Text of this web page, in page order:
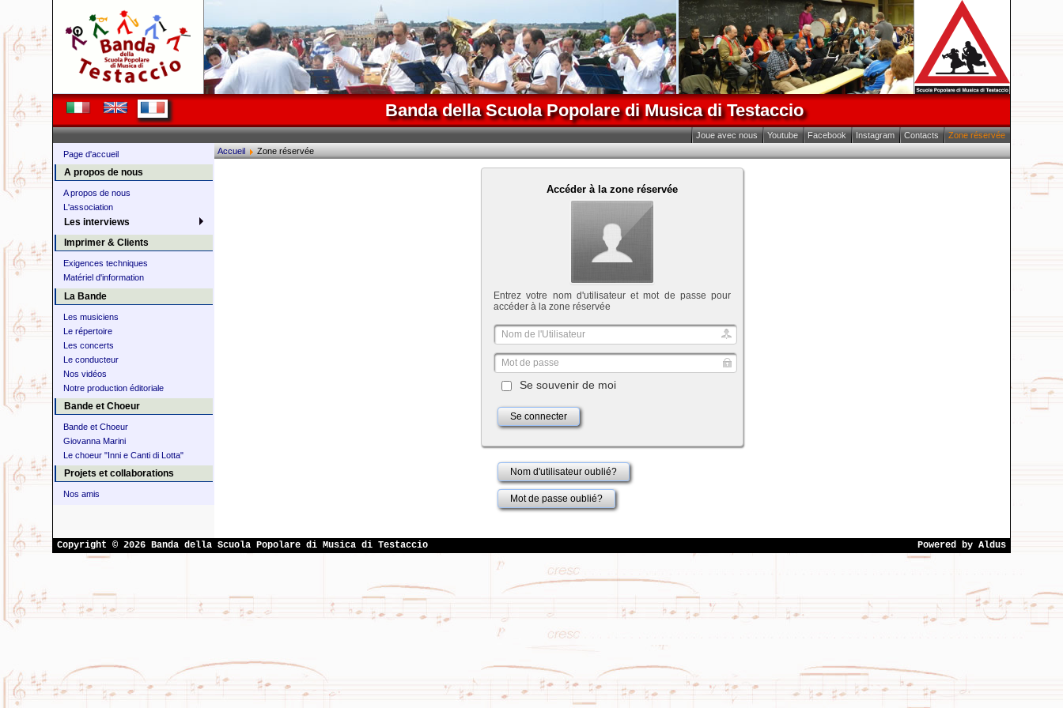
Banda della Scuola Popolare di Musica di Testaccio
Joue avec nous Youtube Facebook Instagram Contacts
Zone réservée
Page d'accueil
A propos de nous
A propos de nous
L'association
Les interviews
Imprimer & Clients
Exigences techniques
Matériel d'information
La Bande
Les musiciens
Le répertoire
Les concerts
Le conducteur
Nos vidéos
Notre production éditoriale
Bande et Choeur
Bande et Choeur
Giovanna Marini
Le choeur "Inni e Canti di Lotta"
Projets et collaborations
Nos amis
Accueil Zone réservée
Accéder à la zone réservée
Entrez votre nom d'utilisateur et mot de passe pour
accéder à la zone réservée
Se souvenir de moi
Se connecter
Nom d'utilisateur oublié?
Mot de passe oublié?
Copyright © 2026 Banda della Scuola Popolare di Musica di Testaccio Powered by Aldus